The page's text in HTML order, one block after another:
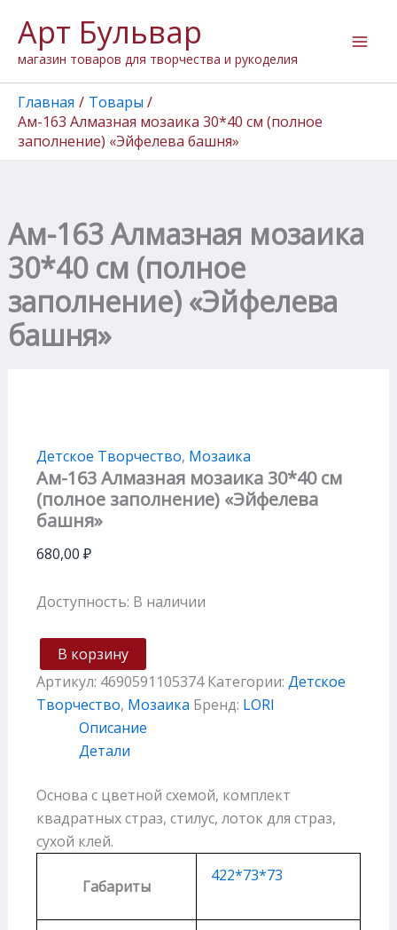
содержимому
Арт Бульвар
магазин товаров для творчества и рукоделия
Главная
Товары
Ам-163 Алмазная мозаика 30*40 см (полное
заполнение) «Эйфелева башня»
Ам-163 Алмазная мозаика
30*40 см (полное
заполнение) «Эйфелева
башня»
Детское Творчество, Мозаика
Ам-163 Алмазная мозаика 30*40 см
(полное заполнение) «Эйфелева
башня»
680,00 ₽
Доступность: В наличии
товара
Ам-163
Алмазная
мозаика
30*40
см
(полное
заполнение)
В корзину
Артикул: 4690591105374 Категории: Детское
Творчество, Мозаика Бренд: LORI
Описание
Детали
Основа с цветной схемой, комплект
квадратных страз, стилус, лоток для страз,
сухой клей.
Габариты
422*73*73